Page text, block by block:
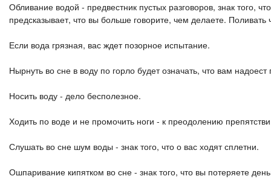
Обливание водой - предвестник пустых разговоров, знак того,
предсказывает, что вы больше говорите, чем делаете. Поливать
Если вода грязная, вас ждет позорное испытание.
Нырнуть во сне в воду по горло будет означать, что вам
Носить воду - дело бесполезное.
Ходить по воде и не промочить ноги - к преодолению
Слушать во сне шум воды - знак того, что о вас ходят сплетни.
Ошпаривание кипятком во сне - знак того, что вы потеряете